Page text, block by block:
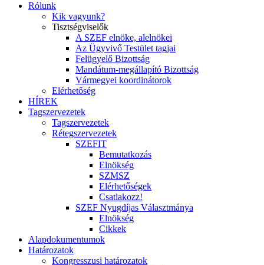
Rólunk
Kik vagyunk?
Tisztségviselők
A SZEF elnöke, alelnökei
Az Ügyvivő Testület tagjai
Felügyelő Bizottság
Mandátum-megállapító Bizottság
Vármegyei koordinátorok
Elérhetőség
HÍREK
Tagszervezetek
Tagszervezetek
Rétegszervezetek
SZEFIT
Bemutatkozás
Elnökség
SZMSZ
Elérhetőségek
Csatlakozz!
SZEF Nyugdíjas Választmánya
Elnökség
Cikkek
Alapdokumentumok
Határozatok
Kongresszusi határozatok